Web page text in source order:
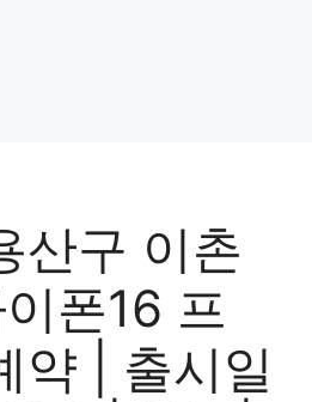
산구 이촌
폰16 프
약 | 출시일